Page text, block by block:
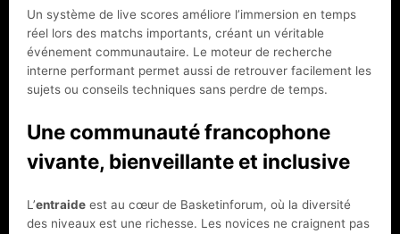
Un système de live scores améliore l’immersion en temps
réel lors des matchs importants, créant un véritable
événement communautaire. Le moteur de recherche
interne performant permet aussi de retrouver facilement les
sujets ou conseils techniques sans perdre de temps.
Une communauté francophone
vivante, bienveillante et inclusive
L’entraide est au cœur de Basketinforum, où la diversité
des niveaux est une richesse. Les novices ne craignent pas